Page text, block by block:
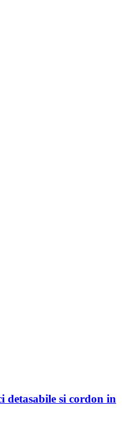
detasabile si cordon in